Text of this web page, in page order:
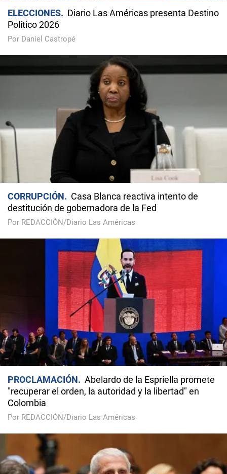
ELECCIONES
Diario Las Américas presenta Destino
Político 2026
Por Daniel Castropé
CORRUPCIÓN
Casa Blanca reactiva intento de
destitución de gobernadora de la Fed
Por REDACCIÓN/Diario Las Américas
PROCLAMACIÓN
Abelardo de la Espriella promete
"recuperar el orden, la autoridad y la libertad" en
Colombia
Por REDACCIÓN/Diario Las Américas